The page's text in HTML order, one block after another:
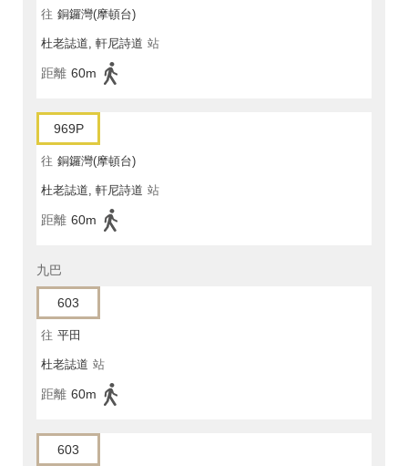
往 銅鑼灣(摩頓台)
杜老誌道, 軒尼詩道 站
距離 60m
969P
往 銅鑼灣(摩頓台)
杜老誌道, 軒尼詩道 站
距離 60m
九巴
603
往 平田
杜老誌道 站
距離 60m
603